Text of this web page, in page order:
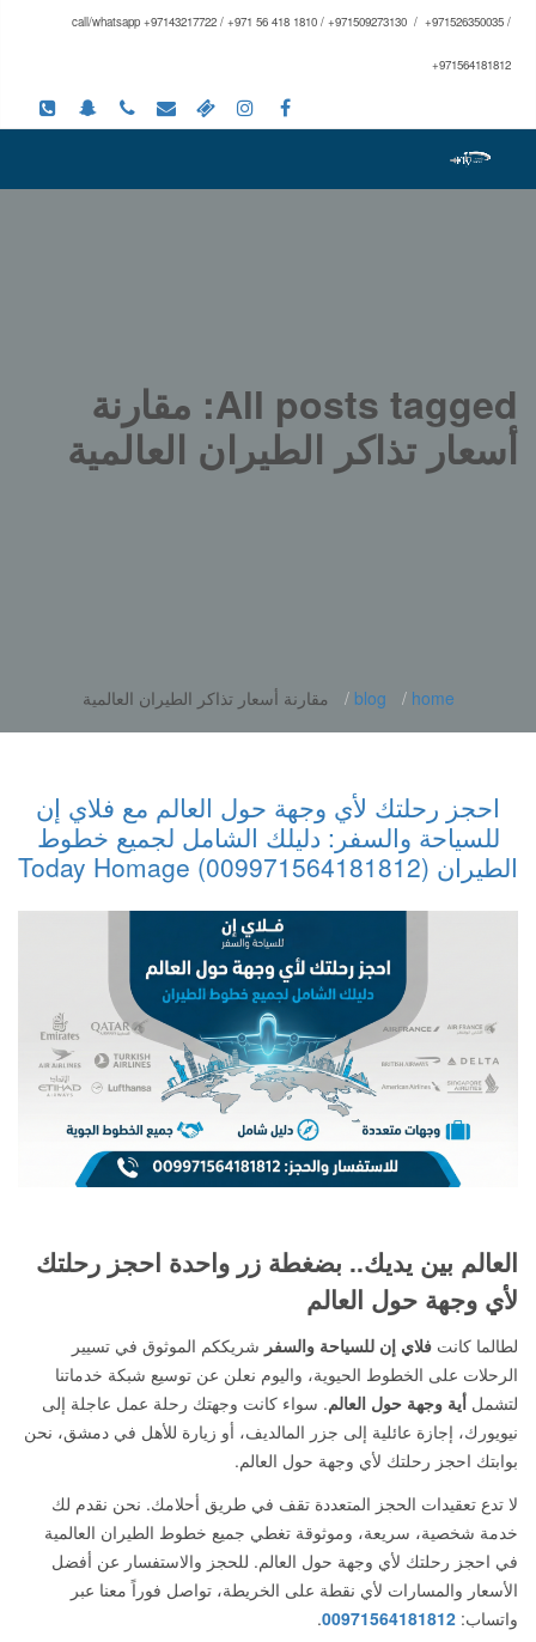
call/whatsapp +97143217722 / +971 56 418 1810 / +971509273130 / +971526350035 /
+971564181812
All posts tagged: مقارنة
أسعار تذاكر الطيران العالمية
home
blog مقارنة أسعار تذاكر الطيران العالمية
احجز رحلتك لأي وجهة حول العالم مع فلاي إن
للسياحة والسفر: دليلك الشامل لجميع خطوط
الطيران (009971564181812) Today Homage
العالم بين يديك.. بضغطة زر واحدة احجز رحلتك
لأي وجهة حول العالم
لطالما كانت فلاي إن للسياحة والسفر شريككم الموثوق في تسيير
الرحلات على الخطوط الحيوية، واليوم نعلن عن توسيع شبكة خدماتنا
لتشمل أية وجهة حول العالم. سواء كانت وجهتك رحلة عمل عاجلة إلى
نيويورك، إجازة عائلية إلى جزر المالديف، أو زيارة للأهل في دمشق، نحن
بوابتك احجز رحلتك لأي وجهة حول العالم.
لا تدع تعقيدات الحجز المتعددة تقف في طريق أحلامك. نحن نقدم لك
خدمة شخصية، سريعة، وموثوقة تغطي جميع خطوط الطيران العالمية
في احجز رحلتك لأي وجهة حول العالم. للحجز والاستفسار عن أفضل
الأسعار والمسارات لأي نقطة على الخريطة، تواصل فوراً معنا عبر
واتساب: 00971564181812
.